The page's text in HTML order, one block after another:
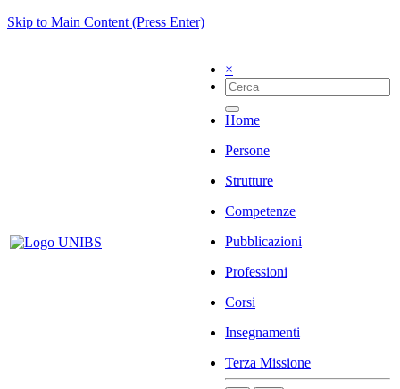
Skip to Main Content (Press Enter)
×
Home
Persone
Strutture
Competenze
Pubblicazioni
Professioni
Corsi
Insegnamenti
Terza Missione